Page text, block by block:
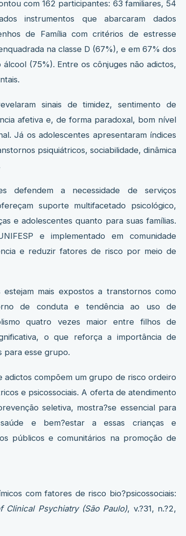
com 162 participantes: 63 familiares, 54
instrumentos que abarcaram dados
de Família com critérios de estresse
na classe D (67%), e em 67% dos
(75%). Entre os cônjuges não adictos,
sinais de timidez, sentimento de
afetiva e, de forma paradoxal, bom nível
Já os adolescentes apresentaram índices
psiquiátricos, sociabilidade, dinâmica
defendem a necessidade de serviços
suporte multifacetado psicológico,
e adolescentes quanto para suas famílias.
e implementado em comunidade
e reduzir fatores de risco por meio de
mais expostos a transtornos como
de conduta e tendência ao uso de
quatro vezes maior entre filhos de
o que reforça a importância de
para esse grupo.
adictos compõem um grupo de risco ordeiro
e psicossociais. A oferta de atendimento
seletiva, mostra?se essencial para
e bem?estar a essas crianças e
públicos e comunitários na promoção de
com fatores de risco bio?psicossociais:
Clinical Psychiatry (São Paulo), v.?31, n.?2,